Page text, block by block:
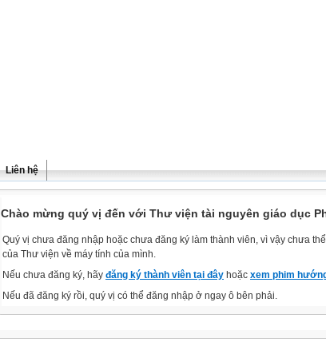
Liên hệ
Chào mừng quý vị đến với Thư viện tài nguyên giáo dục
Quý vị chưa đăng nhập hoặc chưa đăng ký làm thành viên, vì vậy chưa
của Thư viện về máy tính của mình.
Nếu chưa đăng ký, hãy đăng ký thành viên tại đây hoặc xem phim
Nếu đã đăng ký rồi, quý vị có thể đăng nhập ở ngay ô bên phải.